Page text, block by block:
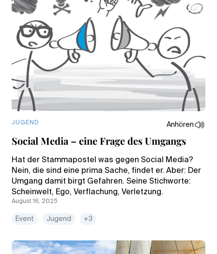
JUGEND Anhören
Social Media – eine Frage des Umgangs
Hat der Stammapostel was gegen Social Media?
Nein, die sind eine prima Sache, findet er. Aber: Der
Umgang damit birgt Gefahren. Seine Stichworte:
Scheinwelt, Ego, Verflachung, Verletzung.
August 16, 2025
Event Jugend +3